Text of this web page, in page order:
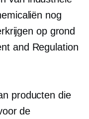
nog
op grond
and Regulation
producten die
de